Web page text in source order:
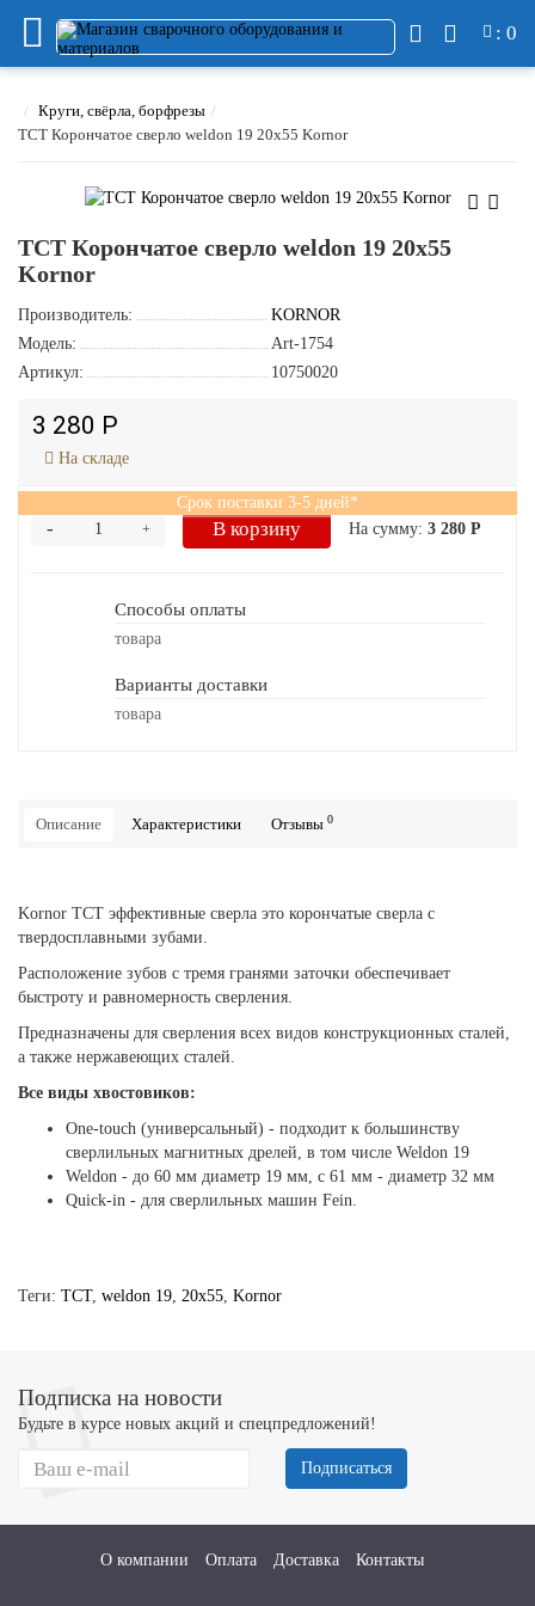
: 0
Круги, свёрла, борфрезы
TCT Корончатое сверло weldon 19 20х55 Kornor
Срок поставки 3-5 дней*
TCT Корончатое сверло weldon 19 20х55
Kornor
Производитель:
KORNOR
Модель:
Art-1754
Артикул:
10750020
3 280 Р
На складе
+
- В корзину На сумму: 3 280 Р
Способы оплаты
товара
Варианты доставки
товара
Описание Характеристики Отзывы 0
Kornor TCT эффективные сверла это корончатые сверла с
твердосплавными зубами.
Расположение зубов с тремя гранями заточки обеспечивает
быстроту и равномерность сверления.
Предназначены для сверления всех видов конструкционных сталей,
а также нержавеющих сталей.
Все виды хвостовиков:
One-touch (универсальный) - подходит к большинству
сверлильных магнитных дрелей, в том числе Weldon 19
Weldon - до 60 мм диаметр 19 мм, с 61 мм - диаметр 32 мм
Quick-in - для сверлильных машин Fein.
Теги: TCT, weldon 19, 20х55, Kornor
Подписка на новости
Будьте в курсе новых акций и спецпредложений!
Подписаться
О компании Оплата Доставка Контакты